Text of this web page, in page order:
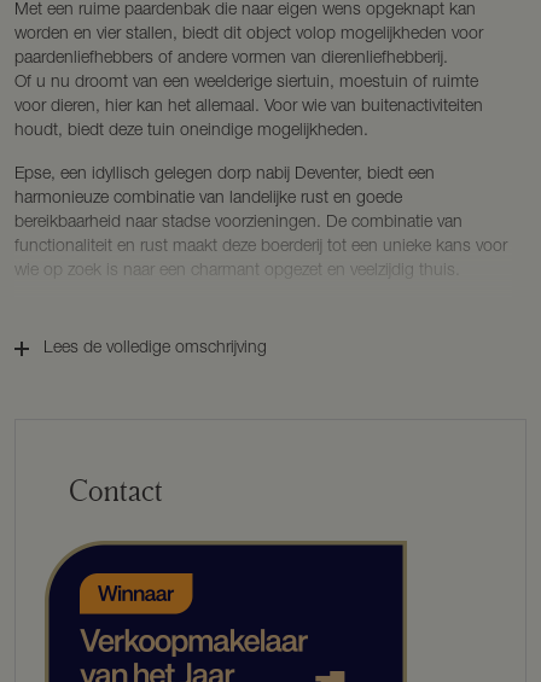
Met een ruime paardenbak die naar eigen wens opgeknapt kan
worden en vier stallen, biedt dit object volop mogelijkheden voor
paardenliefhebbers of andere vormen van dierenliefhebberij.
Of u nu droomt van een weelderige siertuin, moestuin of ruimte
voor dieren, hier kan het allemaal. Voor wie van buitenactiviteiten
houdt, biedt deze tuin oneindige mogelijkheden.
Epse, een idyllisch gelegen dorp nabij Deventer, biedt een
harmonieuze combinatie van landelijke rust en goede
bereikbaarheid naar stadse voorzieningen. De combinatie van
functionaliteit en rust maakt deze boerderij tot een unieke kans voor
wie op zoek is naar een charmant opgezet en veelzijdig thuis.
Begane grond: Hal, entree, separaat toilet, wasruimte met cv-ketel,
Bouwkenmerken
Bouwjaar: 1932
Inhoud: ca. 400 m³
Gebruiksoppervlakte wonen: ca. 122 m²
Externe bergruimte: ca. 87 m²
beschikt over beton- en houten vloeren en houten kozijnen.
Dakbedekking: de woonboerderij is voorzien van een pannendak.
Lees de volledige omschrijving
Contact